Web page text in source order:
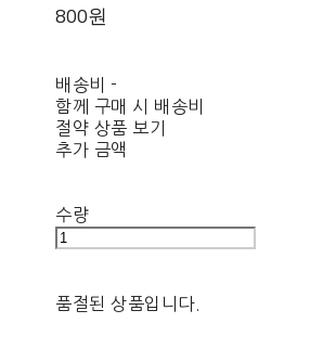
800원
배송비 -
함께 구매 시 배송비
절약 상품 보기
추가 금액
수량
품절된 상품입니다.